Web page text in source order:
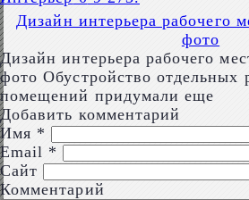
Дизайн интерьера рабочего
фото
Дизайн интерьера рабочего
фото Обустройство отдельных
помещений придумали еще
Добавить комментарий
Имя *
Email *
Сайт
Комментарий